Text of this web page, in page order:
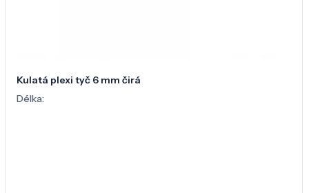
Kulatá plexi tyč 6 mm čirá
Délka: